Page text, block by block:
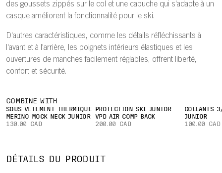
des goussets zippés sur le col et une capuche qui s'adapte à un
casque améliorent la fonctionnalité pour le ski.
D'autres caractéristiques, comme les détails réfléchissants à
l'avant et à l'arrière, les poignets intérieurs élastiques et les
ouvertures de manches facilement réglables, offrent liberté,
confort et sécurité.
COMBINE WITH
SOUS-VÊTEMENT THERMIQUE
MERINO MOCK NECK JUNIOR
130.00 CAD
PROTECTION SKI JUNIOR
VPD AIR COMP BACK
200.00 CAD
COLLANTS
JUNIOR
100.00 CAD
DÉTAILS DU PRODUIT